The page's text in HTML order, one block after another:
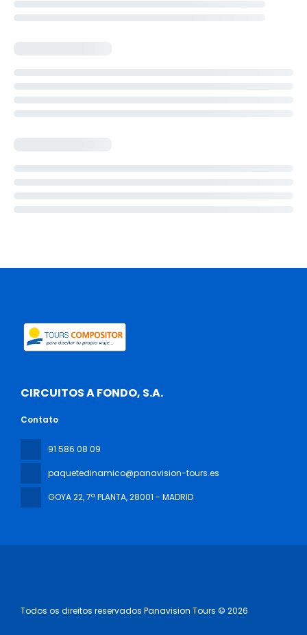
CIRCUITOS A FONDO, S.A.
Contato
91 586 08 09
paquetedinamico@panavision-tours.es
GOYA 22, 7ª PLANTA, 28001 - MADRID
Todos os direitos reservados Panavision Tours © 2026